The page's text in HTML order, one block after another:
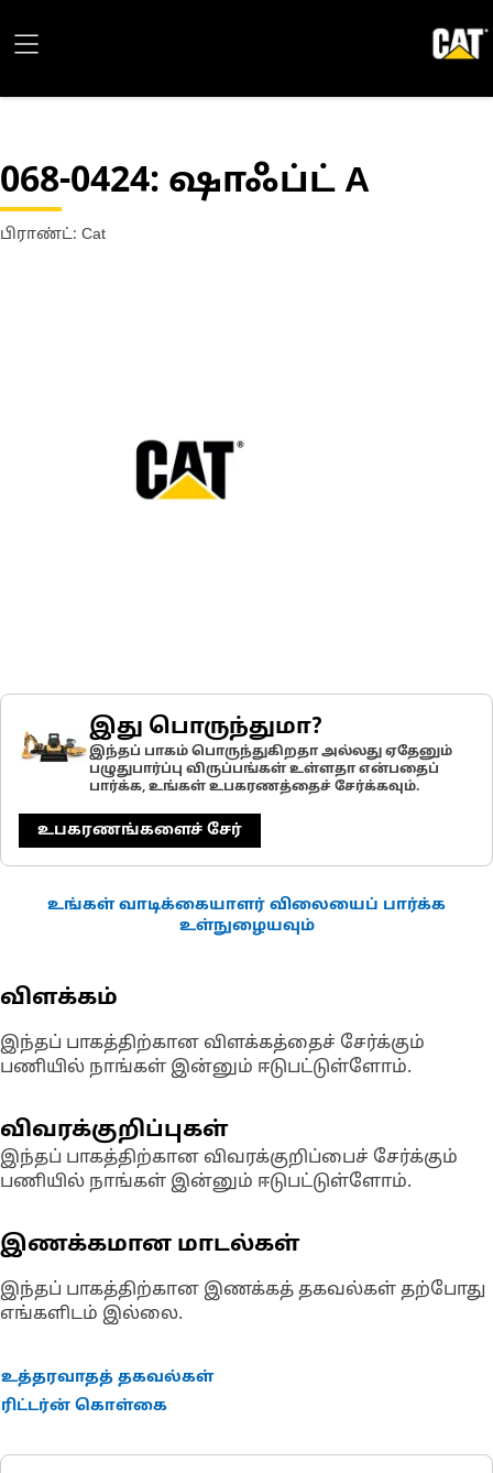
068-0424: ஷாஃப்ட் A
பிராண்ட்: Cat
இது பொருந்துமா?
இந்தப் பாகம் பொருந்துகிறதா அல்லது ஏதேனும்
பழுதுபார்ப்பு விருப்பங்கள் உள்ளதா என்பதைப்
பார்க்க, உங்கள் உபகரணத்தைச் சேர்க்கவும்.
உபகரணங்களைச் சேர்
உங்கள் வாடிக்கையாளர் விலையைப் பார்க்க
உள்நுழையவும்
விளக்கம்
இந்தப் பாகத்திற்கான விளக்கத்தைச் சேர்க்கும்
பணியில் நாங்கள் இன்னும் ஈடுபட்டுள்ளோம்.
விவரக்குறிப்புகள்
இந்தப் பாகத்திற்கான விவரக்குறிப்பைச் சேர்க்கும்
பணியில் நாங்கள் இன்னும் ஈடுபட்டுள்ளோம்.
இணக்கமான மாடல்கள்
இந்தப் பாகத்திற்கான இணக்கத் தகவல்கள் தற்போது
எங்களிடம் இல்லை.
உத்தரவாதத் தகவல்கள்
ரிட்டர்ன் கொள்கை